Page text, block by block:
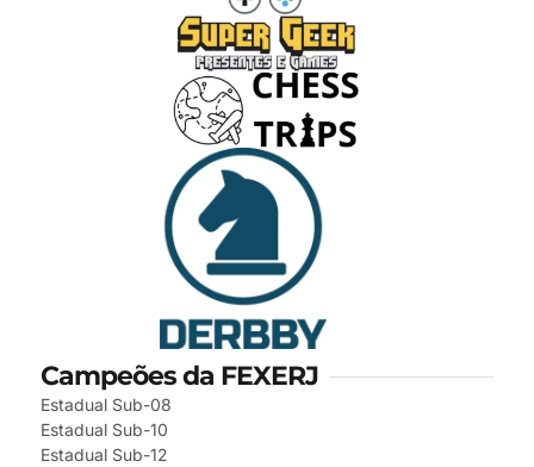
Campeões da FEXERJ
Estadual Sub-08
Estadual Sub-10
Estadual Sub-12